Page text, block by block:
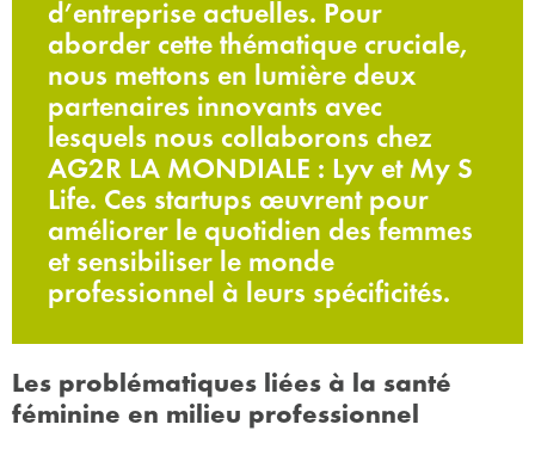
d’entreprise actuelles. Pour
aborder cette thématique cruciale,
nous mettons en lumière deux
partenaires innovants avec
lesquels nous collaborons chez
AG2R LA MONDIALE : Lyv et My S
Life. Ces startups œuvrent pour
améliorer le quotidien des femmes
et sensibiliser le monde
professionnel à leurs spécificités.
Les problématiques liées à la santé
féminine en milieu professionnel